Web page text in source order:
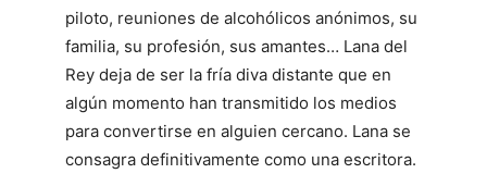
piloto, reuniones de alcohólicos anónimos, su
familia, su profesión, sus amantes… Lana del
Rey deja de ser la fría diva distante que en
algún momento han transmitido los medios
para convertirse en alguien cercano. Lana se
consagra definitivamente como una escritora.